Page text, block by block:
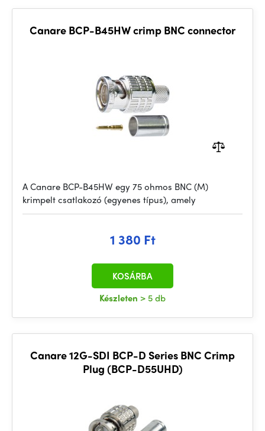
Canare BCP-B45HW crimp BNC connector
A Canare BCP-B45HW egy 75 ohmos BNC (M)
krimpelt csatlakozó (egyenes típus), amely
1 380 Ft
Készleten > 5 db
KOSÁRBA
Canare 12G-SDI BCP-D Series BNC Crimp
Plug (BCP-D55UHD)